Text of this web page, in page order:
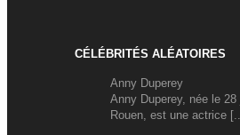
CÉLÉBRITÉS ALÉATOIRES
Anny Duperey
Anny Duperey, née le 28
Rouen, est une actrice